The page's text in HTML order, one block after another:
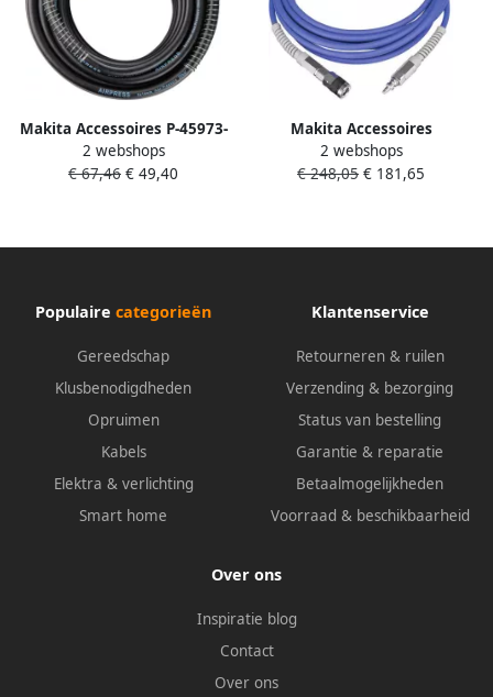
Makita Accessoires P-45973-
20 | Luchtslang | 20 meter |
8mm | 8bar P-45973-20
2 webshops
€ 67,46 € 49,40
Makita Accessoires
Luchtslang 15mtr B-80014
2 webshops
€ 248,05 € 181,65
Populaire categorieën
Gereedschap
Klusbenodigdheden
Opruimen
Kabels
Elektra & verlichting
Smart home
Klantenservice
Retourneren & ruilen
Verzending & bezorging
Status van bestelling
Garantie & reparatie
Betaalmogelijkheden
Voorraad & beschikbaarheid
Over ons
Inspiratie blog
Contact
Over ons